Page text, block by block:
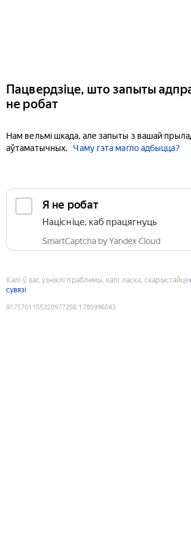
Пацвердзіце, што запыты
не робат
Нам вельмі шкада, але запыты з вашай
аўтаматычных.
Чаму гэта магло адбыцца?
Я не робат
Націсніце, каб працягнуць
SmartCaptcha by Yandex Cloud
Калі ў вас узніклі праблемы, калі ласка, скарыстайце
сувязі
9175701155320977256:1785996043